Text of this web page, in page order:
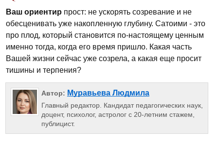
Ваш ориентир прост: не ускорять созревание и не
обесценивать уже накопленную глубину. Сатоими - это
про плод, который становится по-настоящему ценным
именно тогда, когда его время пришло. Какая часть
Вашей жизни сейчас уже созрела, а какая еще просит
тишины и терпения?
Автор: Муравьева Людмила
Главный редактор. Кандидат педагогических наук,
доцент, психолог, астролог с 20-летним стажем,
публицист.